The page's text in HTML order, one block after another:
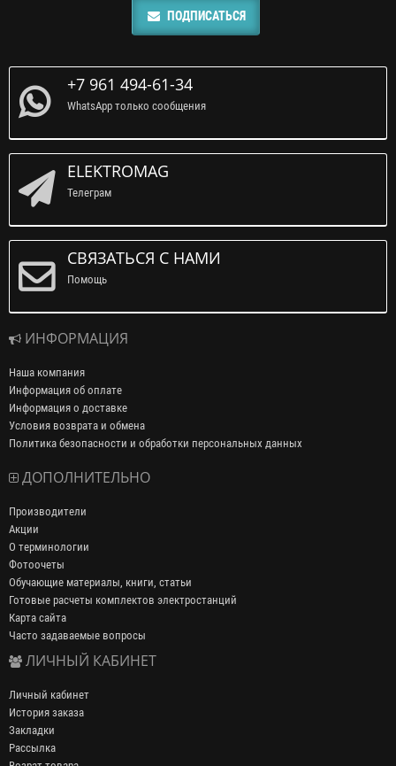
ПОДПИСАТЬСЯ
+7 961 494-61-34
WhatsApp только сообщения
ELEKTROMAG
Телеграм
СВЯЗАТЬСЯ С НАМИ
Помощь
ИНФОРМАЦИЯ
Наша компания
Информация об оплате
Информация о доставке
Условия возврата и обмена
Политика безопасности и обработки персональных данных
ДОПОЛНИТЕЛЬНО
Производители
Акции
О терминологии
Фотоочеты
Обучающие материалы, книги, статьи
Готовые расчеты комплектов электростанций
Карта сайта
Часто задаваемые вопросы
ЛИЧНЫЙ КАБИНЕТ
Личный кабинет
История заказа
Закладки
Рассылка